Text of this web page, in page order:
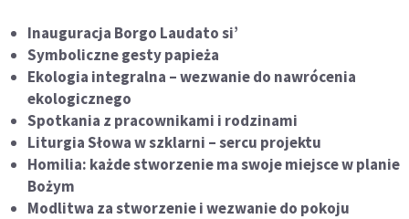
Inauguracja Borgo Laudato si’
Symboliczne gesty papieża
Ekologia integralna – wezwanie do nawrócenia
ekologicznego
Spotkania z pracownikami i rodzinami
Liturgia Słowa w szklarni – sercu projektu
Homilia: każde stworzenie ma swoje miejsce w planie
Bożym
Modlitwa za stworzenie i wezwanie do pokoju